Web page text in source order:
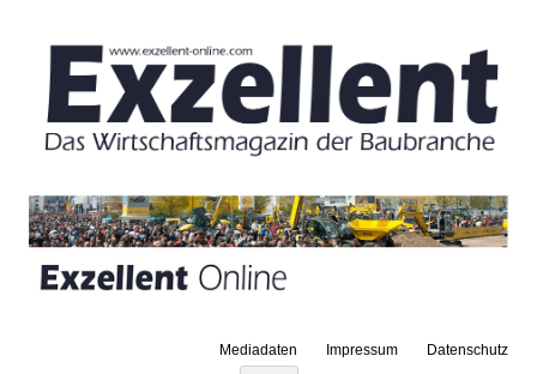
Mediadaten Impressum Datenschutz